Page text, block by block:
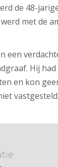
de 48-
met de
een
Hij
en kon
vastgesteld.